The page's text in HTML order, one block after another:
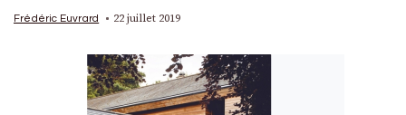
Frédéric Euvrard 22 juillet 2019